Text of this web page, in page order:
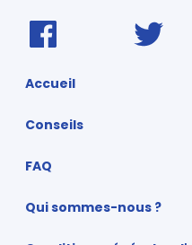
Accueil
Conseils
FAQ
Qui sommes-nous ?